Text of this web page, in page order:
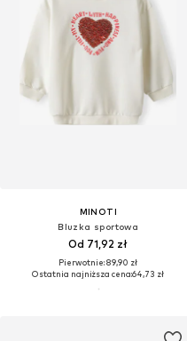
MINOTI
Bluzka sportowa
Od 71,92 zł
Pierwotnie: 89,90 zł
Ostatnia najniższa cena:64,73 zł